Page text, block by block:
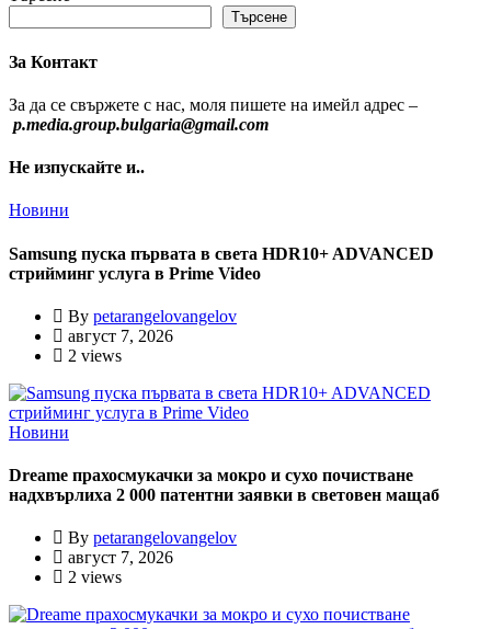
Търсене
За Контакт
За да се свържете с нас, моля пишете на имейл адрес –
p.media.group.bulgaria@gmail.com
Не изпускайте и..
Новини
Samsung пуска първата в света HDR10+ ADVANCED
стрийминг услуга в Prime Video
By petarangelovangelov
август 7, 2026
2 views
Новини
Dreame прахосмукачки за мокро и сухо почистване
надхвърлиха 2 000 патентни заявки в световен мащаб
By petarangelovangelov
август 7, 2026
2 views